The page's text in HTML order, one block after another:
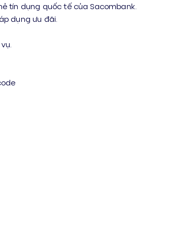
tín dụng quốc tế của Sacombank.
dụng ưu đãi.